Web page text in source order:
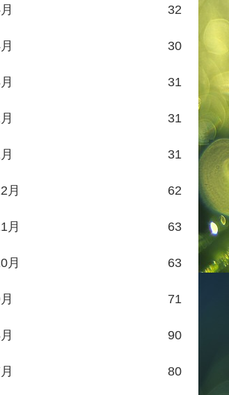
32
30
31
31
31
月 62
月 63
月 63
71
90
80